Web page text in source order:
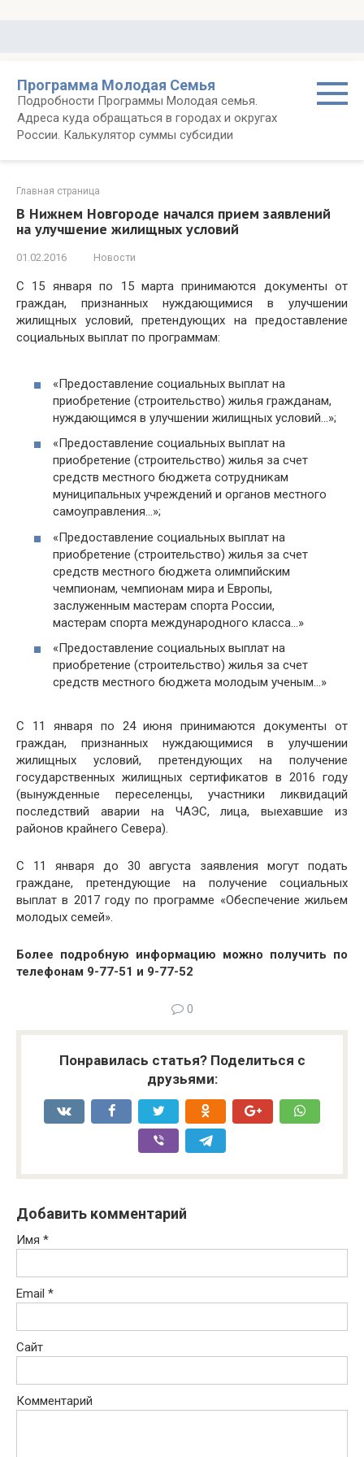
Программа Молодая Семья
Подробности Программы Молодая семья.
Адреса куда обращаться в городах и округах
России. Калькулятор суммы субсидии
Главная страница
В Нижнем Новгороде начался прием заявлений
на улучшение жилищных условий
01.02.2016 Новости
С 15 января по 15 марта принимаются документы от
граждан, признанных нуждающимися в улучшении
жилищных условий, претендующих на предоставление
социальных выплат по программам:
«Предоставление социальных выплат на
приобретение (строительство) жилья гражданам,
нуждающимся в улучшении жилищных условий…»;
«Предоставление социальных выплат на
приобретение (строительство) жилья за счет
средств местного бюджета сотрудникам
муниципальных учреждений и органов местного
самоуправления…»;
«Предоставление социальных выплат на
приобретение (строительство) жилья за счет
средств местного бюджета олимпийским
чемпионам, чемпионам мира и Европы,
заслуженным мастерам спорта России,
мастерам спорта международного класса…»
«Предоставление социальных выплат на
приобретение (строительство) жилья за счет
средств местного бюджета молодым ученым…»
С 11 января по 24 июня принимаются документы от
граждан, признанных нуждающимися в улучшении
жилищных условий, претендующих на получение
государственных жилищных сертификатов в 2016 году
(вынужденные переселенцы, участники ликвидаций
последствий аварии на ЧАЭС, лица, выехавшие из
районов крайнего Севера).
С 11 января до 30 августа заявления могут подать
граждане, претендующие на получение социальных
выплат в 2017 году по программе «Обеспечение жильем
молодых семей».
Более подробную информацию можно получить по
телефонам 9-77-51 и 9-77-52
0
Понравилась статья? Поделиться с
друзьями:
Добавить комментарий
Имя *
Email *
Сайт
Комментарий